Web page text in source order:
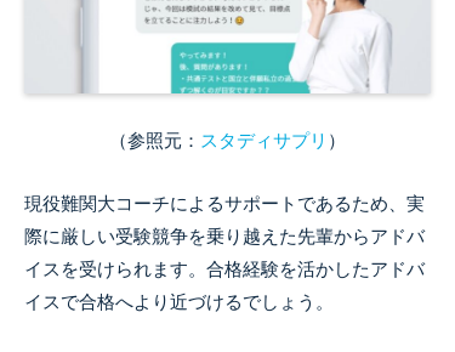
（参照元： スタディサプリ ）
現役難関大コーチによるサポートであるため、実
際に厳しい受験競争を乗り越えた先輩からアドバ
イスを受けられます。合格経験を活かしたアドバ
イスで合格へより近づけるでしょう。